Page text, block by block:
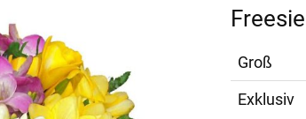
Freesie
Groß
Exklusiv